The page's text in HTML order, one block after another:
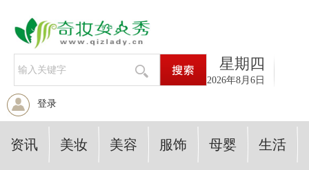
星期四
2026年8月6日
登录
资讯 美妆 美容 服饰 母婴 生活